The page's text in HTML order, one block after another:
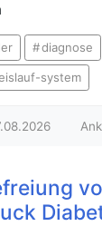
diagnose
system
Ank